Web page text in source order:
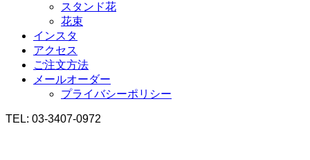
スタンド花
花束
インスタ
アクセス
ご注文方法
メールオーダー
プライバシーポリシー
TEL: 03-3407-0972